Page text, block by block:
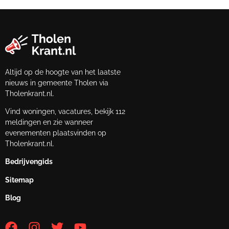
Altijd op de hoogte van het laatste
nieuws in gemeente Tholen via
Tholenkrant.nl.
Vind woningen, vacatures, bekijk 112
meldingen en zie wanneer
evenementen plaatsvinden op
Tholenkrant.nl.
Bedrijvengids
Sitemap
Blog